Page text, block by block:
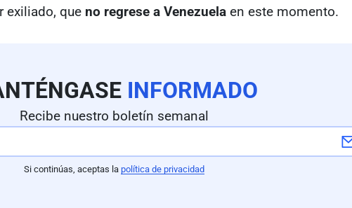
exiliado, que no regrese a Venezuela en este momento.
INFORMADO
Recibe nuestro boletín semanal
Si continúas, aceptas la política de privacidad